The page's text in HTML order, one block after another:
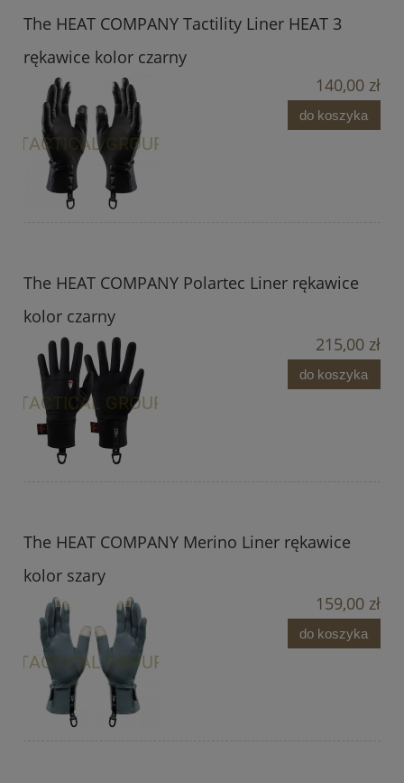
The HEAT COMPANY Tactility Liner HEAT 3
rękawice kolor czarny
140,00 zł
do koszyka
The HEAT COMPANY Polartec Liner rękawice
kolor czarny
215,00 zł
do koszyka
The HEAT COMPANY Merino Liner rękawice
kolor szary
159,00 zł
do koszyka